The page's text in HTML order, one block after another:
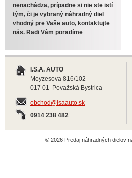
nenachádza, prípadne si nie ste istí
tým, či je vybraný náhradný diel
vhodný pre Vaše auto, kontaktujte
nás. Radi Vám poradíme
I.S.A. AUTO
Moyzesova 816/102
017 01 Považská Bystrica
obchod@isaauto.sk
0914 238 482
© 2026 Predaj náhradných dielov